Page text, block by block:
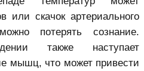
или скачок артериального
потерять сознание.
также наступает
мышц, что может привести